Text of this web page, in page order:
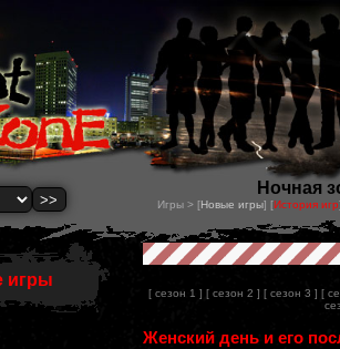
Ночная
Игры > [Новые игры] [История игр
игры
[ сезон 1 ] [ сезон 2 ] [ сезон 3 ] [
Женский день и его